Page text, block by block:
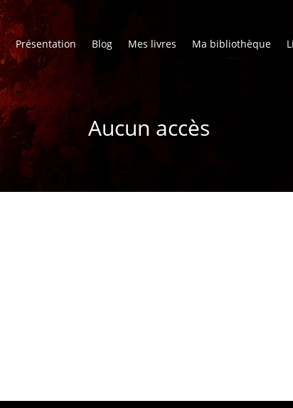
Présentation Blog Mes livres Ma bibliothèque
Aucun accès